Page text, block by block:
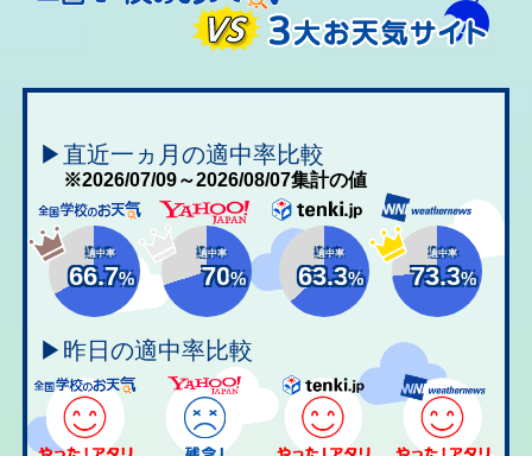
▶直近一ヵ月の適中率比較
※2026/07/09～2026/08/07集計の値
適中率
66.7%
適中率
70%
適中率
63.3%
適中率
73.3%
▶昨日の適中率比較